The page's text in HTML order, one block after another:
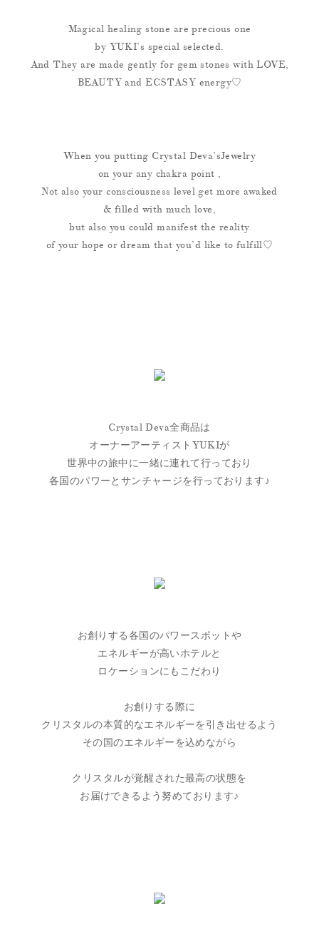
Magical healing stone are precious one
by YUKI’s special selected.
And They are made gently for gem stones with LOVE,
BEAUTY and ECSTASY energy♡
When you putting Crystal Deva’sJewelry
on your any chakra point ,
Not also your consciousness level get more awaked
& filled with much love,
but also you could manifest the reality
of your hope or dream that you’d like to fulfill♡
Crystal Deva全商品は
オーナーアーティストYUKIが
世界中の旅中に一緒に連れて行っており
各国のパワーとサンチャージを行っております♪
お創りする各国のパワースポットや
エネルギーが高いホテルと
ロケーションにもこだわり
お創りする際に
クリスタルの本質的なエネルギーを引き出せるよう
その国のエネルギーを込めながら
クリスタルが覚醒された最高の状態を
お届けできるよう努めております♪